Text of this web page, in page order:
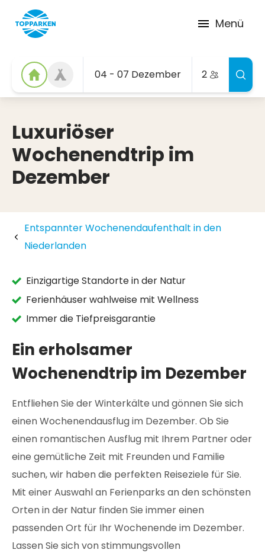
Menü
04 - 07 Dezember 2
Luxuriöser
Wochenendtrip im
Dezember
Entspannter Wochenendaufenthalt in den
Niederlanden
Einzigartige Standorte in der Natur
Ferienhäuser wahlweise mit Wellness
Immer die Tiefpreisgarantie
Ein erholsamer
Wochenendtrip im Dezember
Entfliehen Sie der Winterkälte und gönnen Sie sich
einen Wochenendausflug im Dezember. Ob Sie
einen romantischen Ausflug mit Ihrem Partner oder
eine gemütliche Zeit mit Freunden und Familie
suchen, wir haben die perfekten Reiseziele für Sie.
Mit einer Auswahl an Ferienparks an den schönsten
Orten in der Natur finden Sie immer einen
passenden Ort für Ihr Wochenende im Dezember.
Lassen Sie sich von stimmungsvollen